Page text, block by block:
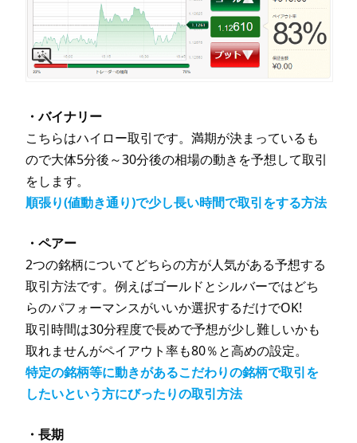
・バイナリー
こちらはハイロー取引です。満期が決まっているも
ので大体5分後～30分後の相場の動きを予想して取引
をします。
順張り(値動き通り)で少し長い時間で取引をする方法
・ペアー
2つの銘柄についてどちらの方が人気がある予想する
取引方法です。例えばゴールドとシルバーではどち
らのパフォーマンスがいいか選択するだけでOK!
取引時間は30分程度で長めで予想が少し難しいかも
取れませんがペイアウト率も80％と高めの設定。
特定の銘柄等に動きがあるこだわりの銘柄で取引を
したいという方にびったりの取引方法
・長期